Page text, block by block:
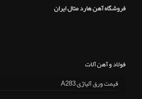
فروشگاه آهن هارد متال ایران
فولاد و آهن آلات
قیمت ورق آلیاژی A283